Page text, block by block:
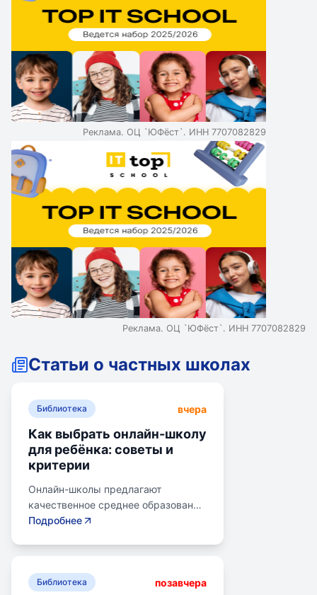
Реклама. ОЦ `ЮФёст`. ИНН 7707082829
Реклама. ОЦ `ЮФёст`. ИНН 7707082829
Статьи о частных школах
Библиотека вчера
Как выбрать онлайн-школу
для ребёнка: советы и
критерии
Онлайн-школы предлагают
качественное среднее образование
без привязки к району. Важно
предпочитаемую нагрузку. Важно
Подробнее
Библиотека позавчера